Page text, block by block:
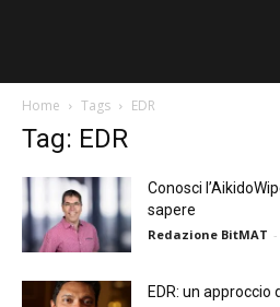
Home Tags EDR
Tag: EDR
Conosci
sapere
Redazione BitMAT -
EDR: un